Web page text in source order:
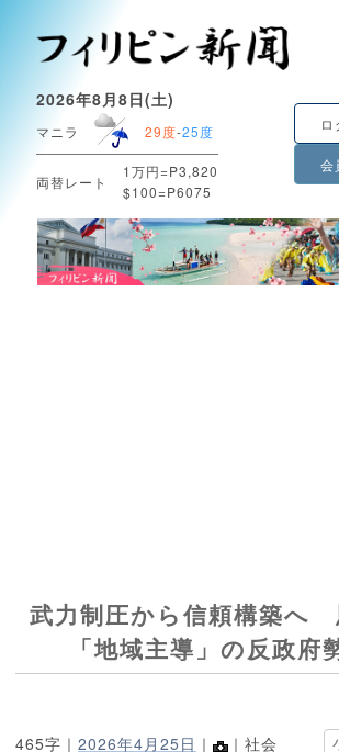
2026年8月8日(土)
マニラ 29度-25度
両替レート
1万円=P3,820
$100=P6075
ロ
会
武力制圧から信頼構築へ
「地域主導」の反政府
465字｜ 2026年4月25日 ｜ ｜社会